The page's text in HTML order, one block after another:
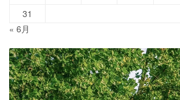
31
« 6月